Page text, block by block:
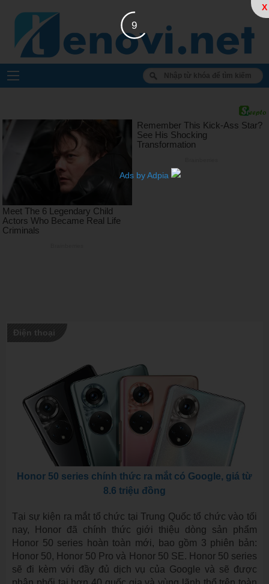
8
X
Ads by Adpia
Điện thoại
Honor 50 series chính thức ra mắt có Google, giá từ
8.6 triệu đồng
Tại sự kiện ra mắt tổ chức tại Trung Quốc tổ chức vào tối
nay, Honor đã chính thức giới thiệu dòng sản phẩm
Honor 50 series hoàn toàn mới, bao gồm 3 phiên bản:
Honor 50, Honor 50 Pro và Honor 50 SE. Honor 50 series
sẽ đi kèm với đầy đủ dịch vụ của Google và sẽ được